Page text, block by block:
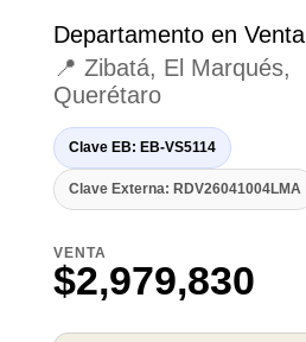
Departamento en Venta
📍 Zibatá, El Marqués,
Querétaro
Clave EB: EB-VS5114
Clave Externa: RDV26041004LMA
VENTA
$2,979,830